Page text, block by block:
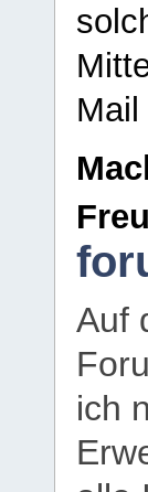
Mail
Auf
ich